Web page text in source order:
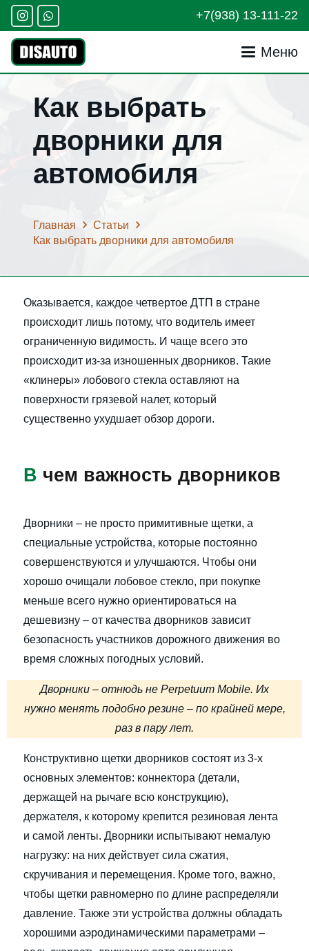
+7(938) 13-111-22
Меню
Как выбрать
дворники для
автомобиля
Главная
Статьи
Как выбрать дворники для автомобиля
Оказывается, каждое четвертое ДТП в стране
происходит лишь потому, что водитель имеет
ограниченную видимость. И чаще всего это
происходит из-за изношенных дворников. Такие
«клинеры» лобового стекла оставляют на
поверхности грязевой налет, который
существенно ухудшает обзор дороги.
В чем важность дворников
Дворники – не просто примитивные щетки, а
специальные устройства, которые постоянно
совершенствуются и улучшаются. Чтобы они
хорошо очищали лобовое стекло, при покупке
меньше всего нужно ориентироваться на
дешевизну – от качества дворников зависит
безопасность участников дорожного движения во
время сложных погодных условий.
Дворники – отнюдь не Perpetuum Mobile. Их
нужно менять подобно резине – по крайней мере,
раз в пару лет.
Конструктивно щетки дворников состоят из 3-х
основных элементов: коннектора (детали,
держащей на рычаге всю конструкцию),
держателя, к которому крепится резиновая лента
и самой ленты. Дворники испытывают немалую
нагрузку: на них действует сила сжатия,
скручивания и перемещения. Кроме того, важно,
чтобы щетки равномерно по длине распределяли
давление. Также эти устройства должны обладать
хорошими аэродинамическими параметрами –